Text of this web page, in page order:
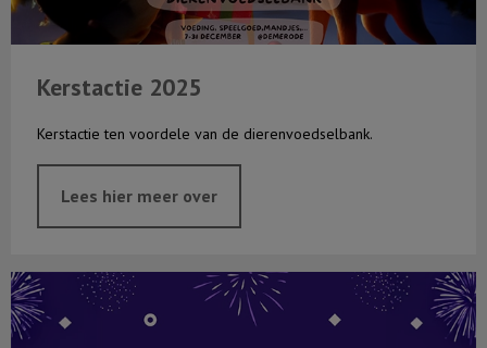
Kerstactie 2025
Kerstactie ten voordele van de dierenvoedselbank.
Lees hier meer over
Vuurwerktips?